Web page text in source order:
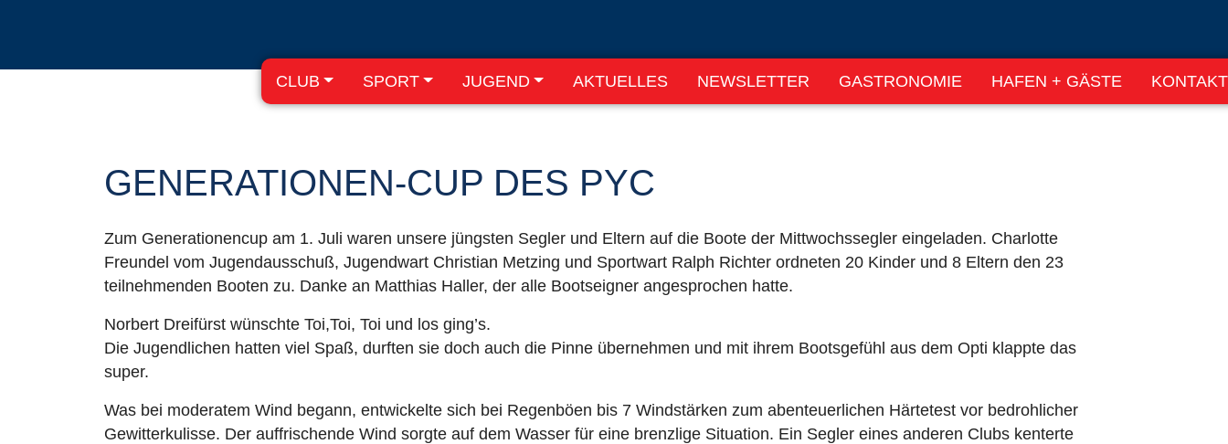
CLUB SPORT JUGEND AKTUELLES NEWSLETTER GASTRONOMIE HAFEN + GÄSTE KONTAKT
GENERATIONEN-CUP DES PYC
Zum Generationencup am 1. Juli waren unsere jüngsten Segler und Eltern auf die Boote der Mittwochssegler eingeladen. Charlotte
Freundel vom Jugendausschuß, Jugendwart Christian Metzing und Sportwart Ralph Richter ordneten 20 Kinder und 8 Eltern den 23
teilnehmenden Booten zu. Danke an Matthias Haller, der alle Bootseigner angesprochen hatte.
Norbert Dreifürst wünschte Toi,Toi, Toi und los ging’s.
Die Jugendlichen hatten viel Spaß, durften sie doch auch die Pinne übernehmen und mit ihrem Bootsgefühl aus dem Opti klappte das
super.
Was bei moderatem Wind begann, entwickelte sich bei Regenböen bis 7 Windstärken zum abenteuerlichen Härtetest vor bedrohlicher
Gewitterkulisse. Der auffrischende Wind sorgte auf dem Wasser für eine brenzlige Situation. Ein Segler eines anderen Clubs kenterte